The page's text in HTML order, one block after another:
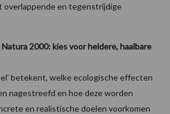
overlappende en tegenstrijdige
2000: kies voor heldere, haalbare
betekent, welke ecologische effecten
nagestreefd en hoe deze worden
en realistische doelen voorkomen